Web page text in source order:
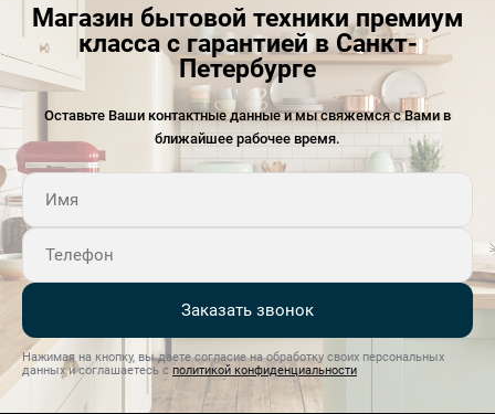
Магазин бытовой техники премиум
класса с гарантией в Санкт-
Петербурге
Оставьте Ваши контактные данные и мы свяжемся с Вами в
ближайшее рабочее время.
Заказать звонок
Нажимая на кнопку, вы даете согласие на обработку своих персональных
данных и соглашаетесь с политикой конфиденциальности